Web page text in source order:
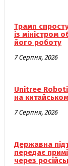
Трамп
із міністром
його роботу
7 Серпня, 2026
Unitree
на
7 Серпня, 2026
Державна
передає
через